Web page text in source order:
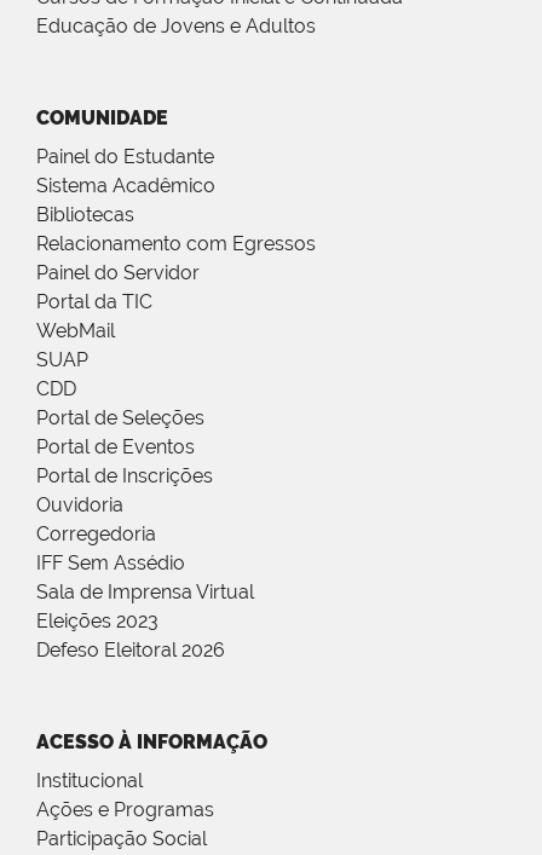
Educação de Jovens e Adultos
COMUNIDADE
Painel do Estudante
Sistema Acadêmico
Bibliotecas
Relacionamento com Egressos
Painel do Servidor
Portal da TIC
WebMail
SUAP
CDD
Portal de Seleções
Portal de Eventos
Portal de Inscrições
Ouvidoria
Corregedoria
IFF Sem Assédio
Sala de Imprensa Virtual
Eleições 2023
Defeso Eleitoral 2026
ACESSO À INFORMAÇÃO
Institucional
Ações e Programas
Participação Social